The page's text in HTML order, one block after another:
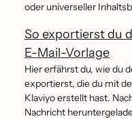
oder universeller
So exportierst du
E-Mail-Vorlage
Hier erfährst du, wie du
exportierst, die du mit
Klaviyo erstellt hast.
Nachricht